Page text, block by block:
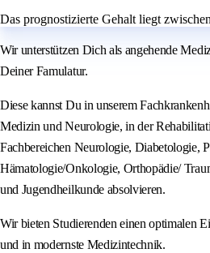
Das prognostizierte Gehalt liegt
Wir unterstützen Dich als angehende
Deiner Famulatur.
Diese kannst Du in unserem
Medizin und Neurologie, in der
Fachbereichen Neurologie, Diabetologie,
Hämatologie/Onkologie, Orthopädie/
und Jugendheilkunde absolvieren.
Wir bieten Studierenden einen optimalen
und in modernste Medizintechnik.